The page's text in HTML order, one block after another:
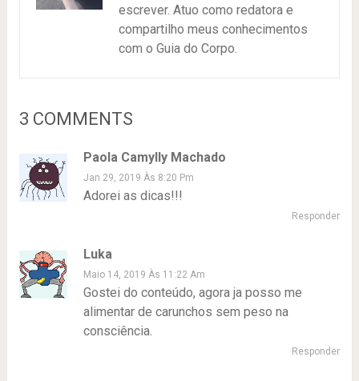
escrever. Atuo como redatora e
compartilho meus conhecimentos
com o Guia do Corpo.
3 COMMENTS
Paola Camylly Machado
Jan 29, 2019 Às 8:20 Pm
Adorei as dicas!!!
Responder
Luka
Maio 14, 2019 Às 11:22 Am
Gostei do conteúdo, agora ja posso me
alimentar de carunchos sem peso na
consciência.
Responder